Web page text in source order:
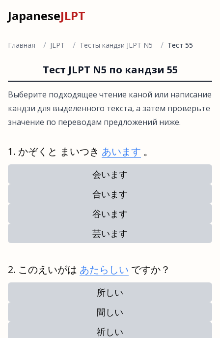
JapaneseJLPT
Главная / JLPT / Тесты кандзи JLPT N5 / Тест 55
Тест JLPT N5 по кандзи 55
Выберите подходящее чтение каной или написание
кандзи для выделенного текста, а затем проверьте
значение по переводам предложений ниже.
かぞくと まいつき あいます 。
会います
合います
谷います
芸います
このえいがは あたらしい ですか？
所しい
間しい
祈しい